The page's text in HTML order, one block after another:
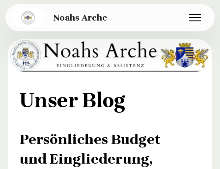
Noahs Arche
Unser Blog
Persönliches Budget
und Eingliederung,